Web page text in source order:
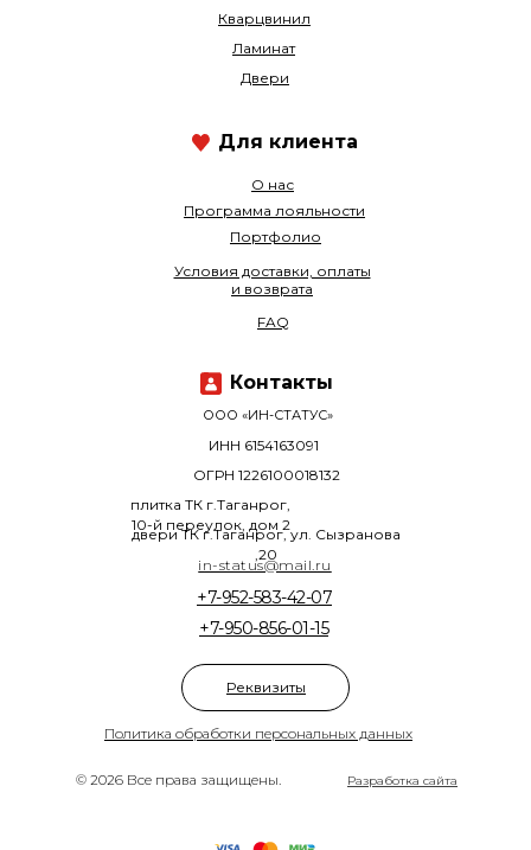
© 2026 Все права защищены.
Политика обработки персональных данных
Кварцвинил
+7-950-856-01-15
+7-952-583-42-07
О нас
Ламинат
Программа лояльности
Двери
Портфолио
ООО «ИН-СТАТУС»
плитка ТК г.Таганрог,
10-й переулок, дом 2
двери ТК г.Таганрог, ул. Сызранова
,20
ОГРН 1226100018132
ИНН 6154163091
Разработка сайта
Условия доставки, оплаты
и возврата
FAQ
in-status@mail.ru
Контакты
Для клиента
Реквизиты